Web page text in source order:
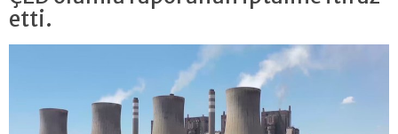
etti.